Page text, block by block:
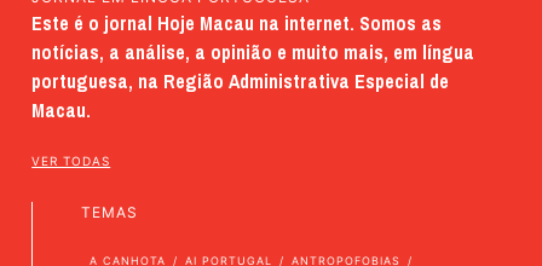
Este é o jornal Hoje Macau na internet. Somos as
notícias, a análise, a opinião e muito mais, em língua
portuguesa, na Região Administrativa Especial de
Macau.
VER TODAS
TEMAS
A CANHOTA AI PORTUGAL ANTROPOFOBIAS